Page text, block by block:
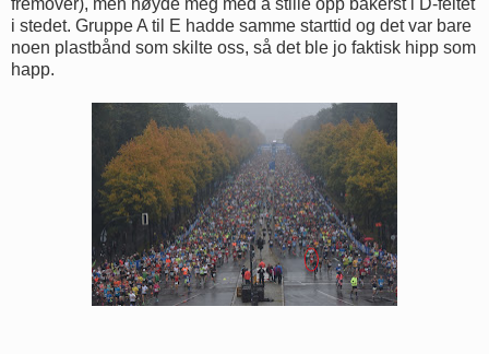
i stedet. Gruppe A til E hadde samme starttid og det var bare
noen plastbånd som skilte oss, så det ble jo faktisk hipp som
happ.